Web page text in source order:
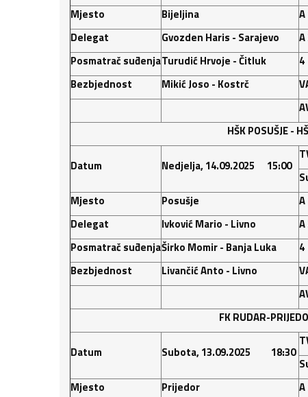
Mjesto
Bijeljina A
Delegat
Gvozden Haris - Sarajevo A
Posmatrač suđenjaTurudić Hrvoje - Čitluk 4
Bezbjednost
Mikić Joso - Kostrč
HŠK POSUŠJE-
Datum Nedjelja, 14.09.2025 15:00
Mjesto
Posušje A
Delegat
Ivković Mario - Livno A
Posmatrač suđenjaŠirko Momir - Banja Luka 4
Bezbjednost
Livančić Anto - Livno
FK RUDAR-
Datum Subota, 13.09.2025 18:30
Mjesto
Prijedor A